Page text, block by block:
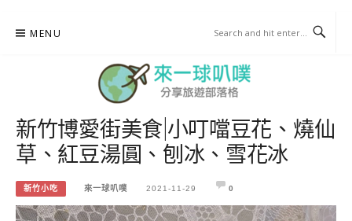
MENU
來一球叭噗
分享日本自助部落格
新竹博愛街美食|小叮噹豆花、燒仙
草、紅豆湯圓、刨冰、雪花冰
新竹小吃 來一球叭噗 2021-11-29 0